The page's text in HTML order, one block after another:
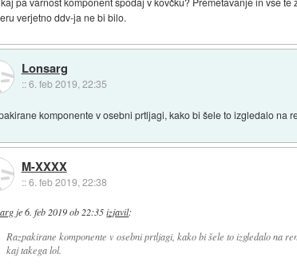
verjetno ddv-ja ne bi bilo.
Lonsarg
::6. feb 2019, 22:35
komponente v osebni prtljagi, kako bi šele to izgledalo na
M-XXXX
::6. feb 2019, 22:38
je6. feb 2019 ob 22:35 izjavil:
Razpakirane komponente v osebni prtljagi, kako bi šele to izgledalo na
kaj takega lol.